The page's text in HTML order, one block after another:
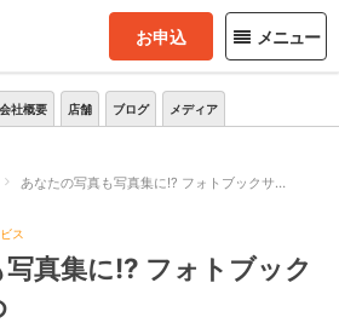
メニュー
お申込
会社概要 店舗 ブログ メディア
あなたの写真も写真集に!? フォトブックサービスまとめ
ス
真集に!? フォトブック